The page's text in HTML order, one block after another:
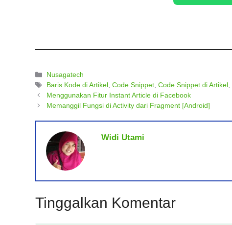
Kategori
Nusagatech
Tag
Baris Kode di Artikel,Code Snippet,Code Snippet di Artikel,
Menggunakan Fitur Instant Article di Facebook
Memanggil Fungsi di Activity dari Fragment [Android]
Widi Utami
Tinggalkan Komentar